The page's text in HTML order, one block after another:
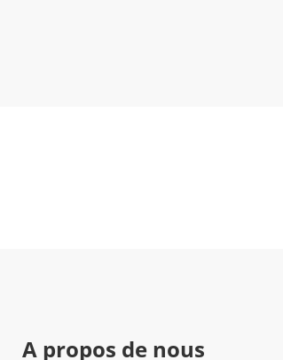
A propos de nous